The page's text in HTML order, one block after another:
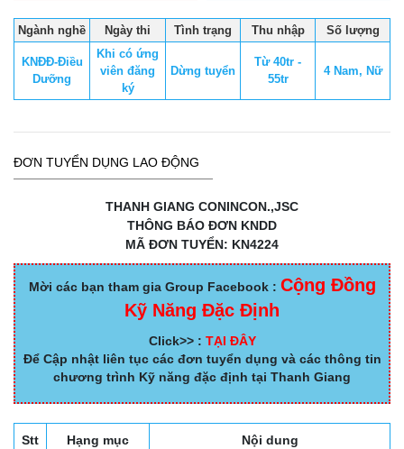
Ngành nghề Ngày thi Tình trạng Thu nhập Số lượng
KNĐĐ-Điều
Dưỡng
Khi có ứng
viên đăng
ký
Dừng tuyển
Từ 40tr -
55tr
4 Nam, Nữ
ĐƠN TUYỂN DỤNG LAO ĐỘNG
THANH GIANG CONINCON.,JSC
THÔNG BÁO ĐƠN KNDD
MÃ ĐƠN TUYỂN: KN4224
Mời các bạn tham gia Group Facebook : Cộng Đồng
Kỹ Năng Đặc Định
Click>> : TẠI ĐÂY
Để Cập nhật liên tục các đơn tuyển dụng và các thông tin
chương trình Kỹ năng đặc định tại Thanh Giang
Stt Hạng mục Nội dung